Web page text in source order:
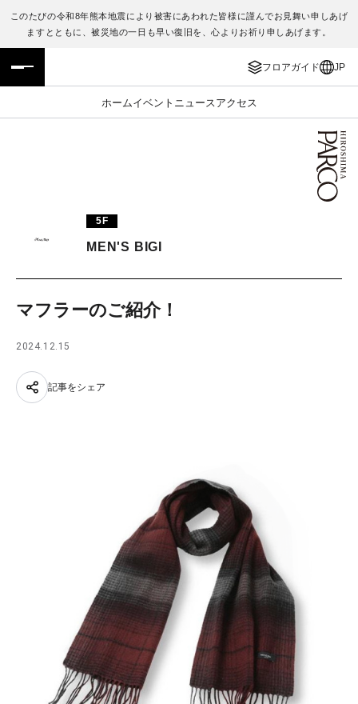
このたびの令和8年熊本地震により被害にあわれた皆様に謹んでお見舞い申しあげ
ますとともに、被災地の一日も早い復旧を、心よりお祈り申しあげます。
フロアガイド JP
ホームイベント ニュース アクセス
フロアガイド
施設案内・アクセス
TAX FREE
ENGLISH
繁体字
日本語
5F
MEN'S BIGI
マフラーのご紹介！
2024.12.15
記事をシェア